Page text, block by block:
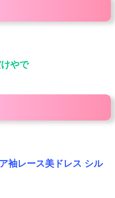
やで
袖レース美ドレス シル